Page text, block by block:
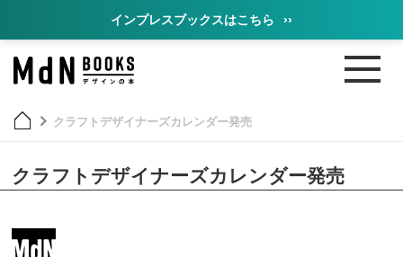
インプレスブックスはこちら ››
クラフトデザイナーズカレンダー発売
クラフトデザイナーズカレンダー発売